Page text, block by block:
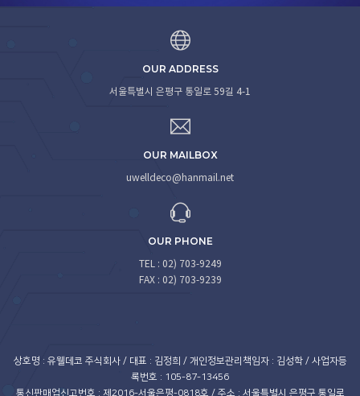
OUR ADDRESS
서울특별시 은평구 통일로 59길 4-1
OUR MAILBOX
uwelldeco@hanmail.net
OUR PHONE
TEL : 02) 703-9249
FAX : 02) 703-9239
상호명 : 유웰데코 주식회사 / 대표 : 김정희 / 개인정보관리책임자 : 김성학 / 사업자등
록번호 : 105-87-13456
통신판매업신고번호 : 제2016-서울은평-0818호 / 주소 : 서울특별시 은평구 통일로